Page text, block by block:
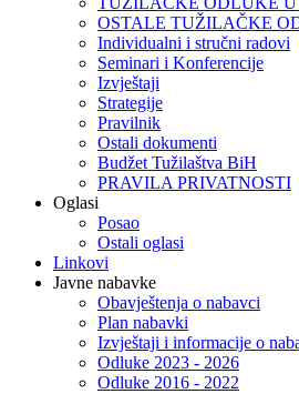
OSTALE TUŽILAČKE
Individualni i stručni radovi
Seminari i Konferencije
Izvještaji
Strategije
Pravilnik
Ostali dokumenti
Budžet Tužilaštva BiH
PRAVILA PRIVATNOSTI
Oglasi
Posao
Ostali oglasi
Linkovi
Javne nabavke
Obavještenja o nabavci
Plan nabavki
Izvještaji i informacije o
Odluke 2023 - 2026
Odluke 2016 - 2022